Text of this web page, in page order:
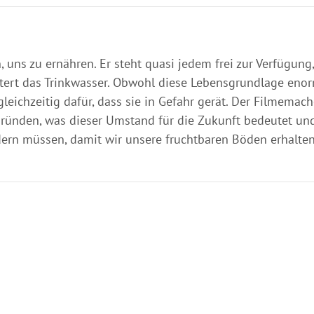
zu ernähren. Er steht quasi jedem frei zur
das Trinkwasser. Obwohl diese Lebensgrundlage
dafür, dass sie in Gefahr gerät. Der
was dieser Umstand für die Zukunft bedeutet
müssen, damit wir unsere fruchtbaren Böden